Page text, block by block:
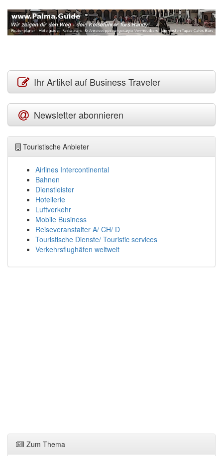
Ihr Artikel auf Business Traveler
Newsletter abonnieren
Touristische Anbieter
Airlines Intercontinental
Bahnen
Dienstleister
Hotellerie
Luftverkehr
Mobile Business
Reiseveranstalter A/ CH/ D
Touristische Dienste/ Touristic services
Verkehrsflughäfen weltweit
Zum Thema